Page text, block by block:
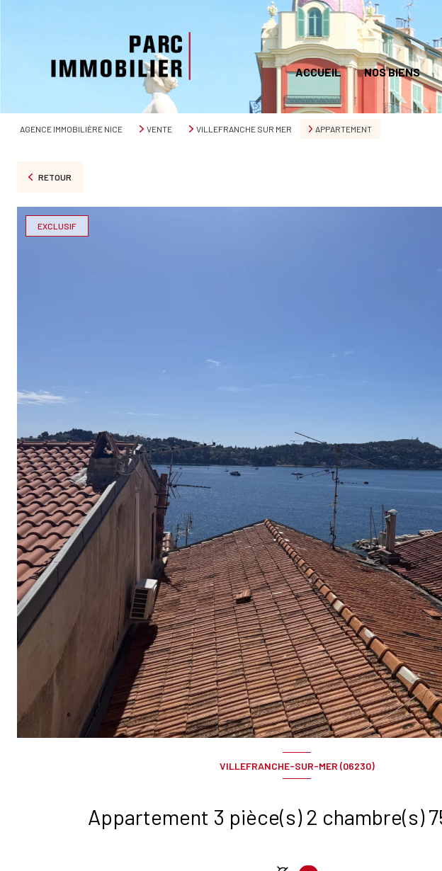
ACCUEIL NOS BIENS
AGENCE IMMOBILIÈRE NICE VENTE VILLEFRANCHE SUR MER APPARTEMENT
RETOUR
EXCLUSIF
VILLEFRANCHE-SUR-MER (06230)